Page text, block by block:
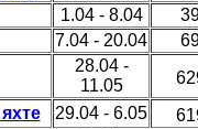
1.04 - 8.04
7.04 - 20.04
28.04 -
11.05
29.04 - 6.05